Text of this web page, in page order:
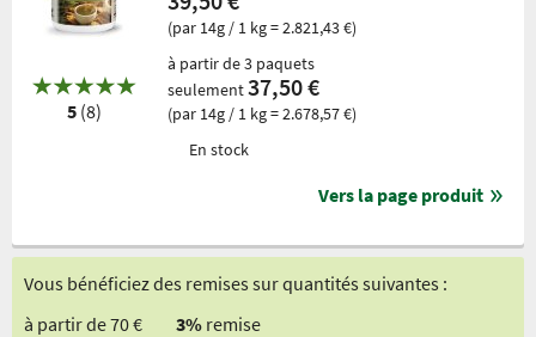
5(8)
(par 14g / 1 kg = 2.821,43 €)
à partir de 3 paquets
seulement37,50 €
(par 14g / 1 kg = 2.678,57 €)
En stock
Vers la page produit
Vous bénéficiez des remises sur quantités suivantes :
à partir de 70 €
3% remise